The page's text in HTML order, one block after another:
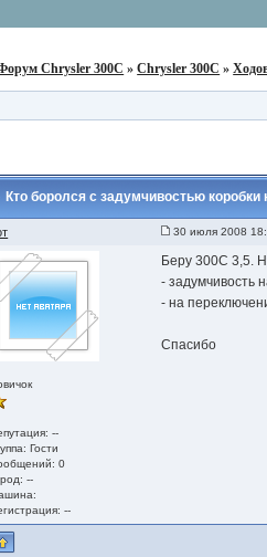
Chrysler 300C »Chrysler 300C »
Кто боролся с задумчивостью коробки
30 июля 2008
--
Гости
0
--
--
Беру 300С 3,5.
- задумчивость
- на
Спасибо